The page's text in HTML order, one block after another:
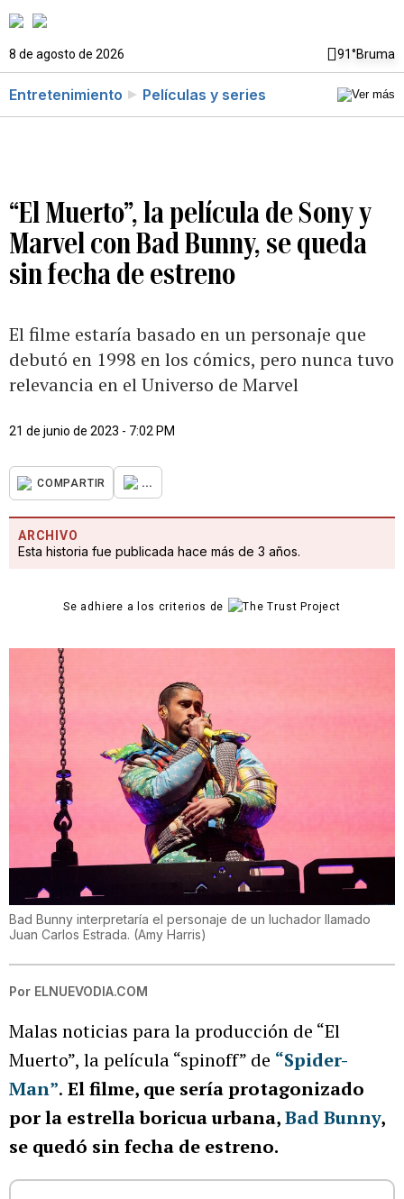
8 de agosto de 2026 91°Bruma
Entretenimiento Películas y series
“El Muerto”, la película de Sony y
Marvel con Bad Bunny, se queda
sin fecha de estreno
El filme estaría basado en un personaje que
debutó en 1998 en los cómics, pero nunca tuvo
relevancia en el Universo de Marvel
21 de junio de 2023 - 7:02 PM
COMPARTIR ...
ARCHIVO
Esta historia fue publicada hace más de 3 años.
Se adhiere a los criterios de
Bad Bunny interpretaría el personaje de un luchador llamado
Juan Carlos Estrada. (Amy Harris)
Por ELNUEVODIA.COM
Malas noticias para la producción de “El
Muerto”, la película “spinoff” de “Spider-
Man”. El filme, que sería protagonizado
por la estrella boricua urbana,Bad Bunny,
se quedó sin fecha de estreno.